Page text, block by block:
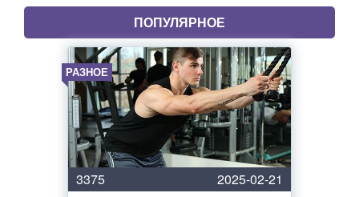
ПОПУЛЯРНОЕ
РАЗНОЕ
3375
2025-02-21